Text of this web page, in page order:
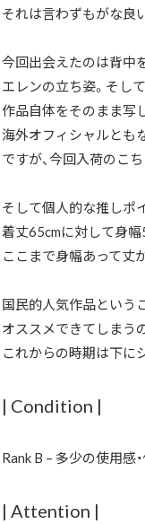
それは言わずもがな良
今回出会えたのは背中
エレンの立ち姿。そし
作品自体をそのまま写
海外オフィシャルとも
ですが、今回入荷のこ
そして個人的な推しポ
着丈65cmに対して身
ここまで身幅あって丈
国民的人気作品という
オススメできてしまう
これからの時期は下
| Condition |
Rank B – 多少の使用感
| Attention |